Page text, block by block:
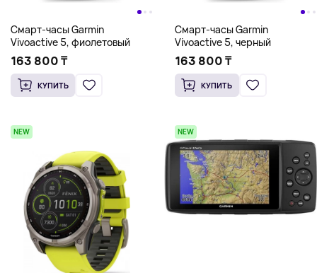
Смарт-часы Garmin
Vivoactive 5, фиолетовый
163 800 ₸
КУПИТЬ
Смарт-часы Garmin
Vivoactive 5, черный
163 800 ₸
КУПИТЬ
NEW NEW